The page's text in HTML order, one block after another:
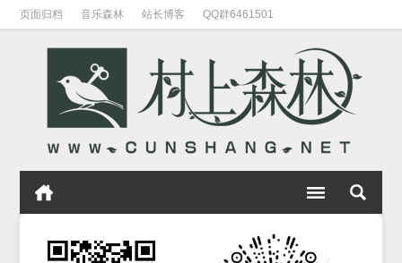
页面归档 音乐森林 站长博客 QQ群6461501